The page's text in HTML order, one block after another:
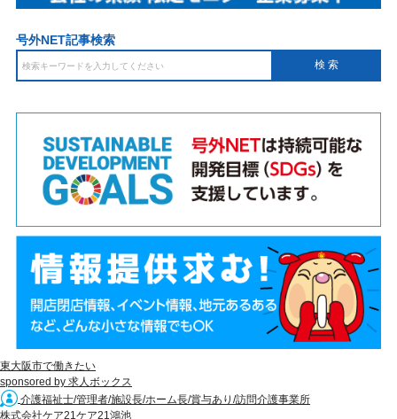
号外NET記事検索
東大阪市で働きたい
sponsored by 求人ボックス
介護福祉士/管理者/施設長/ホーム長/賞与あり/訪問介護事業所
株式会社ケア21ケア21鴻池